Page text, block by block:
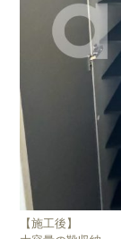
【施工後】